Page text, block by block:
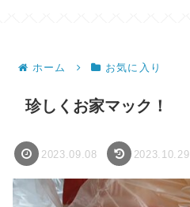
ホーム お気に入り
珍しくお家マック！
2023.09.08 2023.10.29